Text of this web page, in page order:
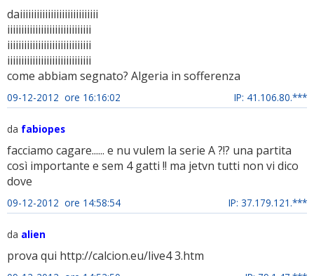
daiiiiiiiiiiiiiiiiiiiiiiiiiiii
iiiiiiiiiiiiiiiiiiiiiiiiiiiiii
iiiiiiiiiiiiiiiiiiiiiiiiiiiiii
iiiiiiiiiiiiiiiiiiiiiiiiiiiiii
come abbiam segnato? Algeria in sofferenza
09-12-2012 ore 16:16:02 IP: 41.106.80.***
da fabiopes
facciamo cagare...... e nu vulem la serie A ?!? una partita
così importante e sem 4 gatti !! ma jetvn tutti non vi dico
dove
09-12-2012 ore 14:58:54 IP: 37.179.121.***
da alien
prova qui http://calcion.eu/live4 3.htm